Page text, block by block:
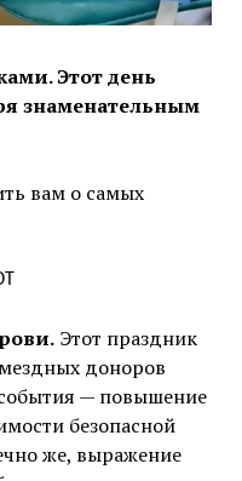
Этот день
знаменательным
вам о самых
Этот праздник
доноров
события — повышение
безопасной
же, выражение